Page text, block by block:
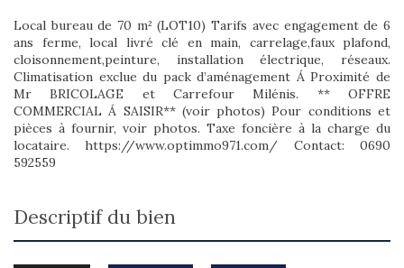
Local bureau de 70 m² (LOT10) Tarifs avec engagement de 6
ans ferme, local livré clé en main, carrelage,faux plafond,
cloisonnement,peinture, installation électrique, réseaux.
Climatisation exclue du pack d’aménagement Á Proximité de
Mr BRICOLAGE et Carrefour Milénis. ** OFFRE
COMMERCIAL Á SAISIR** (voir photos) Pour conditions et
pièces à fournir, voir photos. Taxe foncière à la charge du
locataire. https://www.optimmo971.com/ Contact: 0690
592559
descriptif du bien